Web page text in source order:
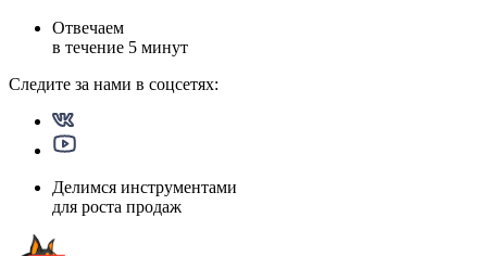
Отвечаем
в течение 5 минут
Следите за нами в соцсетях:
Делимся инструментами
для роста продаж